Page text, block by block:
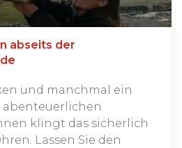
abseits der
und manchmal ein
abenteuerlichen
klingt das sicherlich
Lassen Sie den